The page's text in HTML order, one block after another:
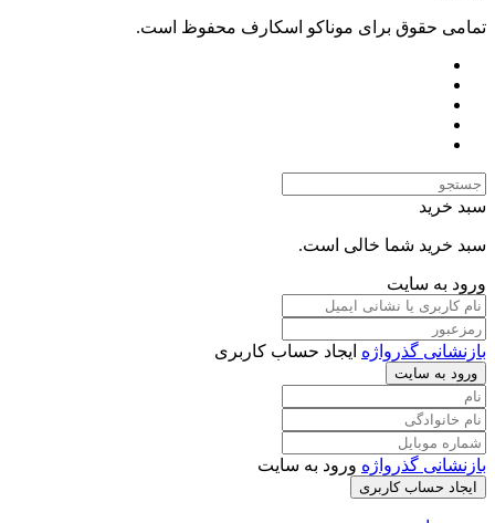
تمامی حقوق برای موناکو اسکارف محفوظ است.
سبد خرید
سبد خرید شما خالی است.
ورود به سایت
بازنشانی گذرواژه ایجاد حساب کاربری
ورود به سایت
بازنشانی گذرواژه ورود به سایت
ایجاد حساب کاربری